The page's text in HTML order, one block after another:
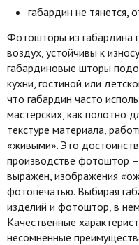
габардин не тянется,
Фотошторы из габардина
воздух, устойчивы к
габардиновые шторы
кухни, гостиной или
что габардин часто
мастерских, как полотно
текстуре материала,
«живыми». Это
производстве фотоштор
выражен, изображения
фотопечатью. Выбирая
изделий и фотоштор, в
Качественные
несомненные